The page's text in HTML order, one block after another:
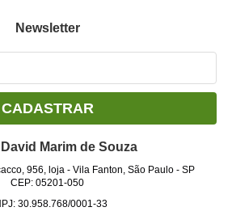
Newsletter
CADASTRAR
Marim de Souza
956, loja - Vila Fanton, São Paulo- SP
CEP: 05201-050
30.958.768/0001-33